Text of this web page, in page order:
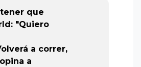
que
"Quiero
a correr,
a